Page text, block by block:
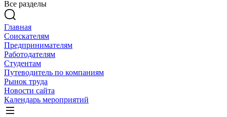
Все разделы
Главная
Соискателям
Предпринимателям
Работодателям
Студентам
Путеводитель по компаниям
Рынок труда
Новости сайта
Календарь мероприятий